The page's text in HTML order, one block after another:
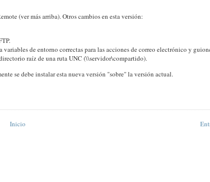
(ver más arriba). Otros cambios en esta versión:
de entorno correctas para las acciones de correo electrónico y
raíz de una ruta UNC (\\servidor\compartido).
se debe instalar esta nueva versión "sobre" la versión actual.
Inicio